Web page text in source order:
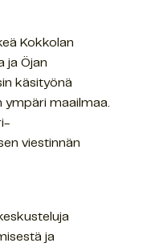
Kokkolan
ja Öjan
käsityönä
maailmaa.
viestinnän
ja